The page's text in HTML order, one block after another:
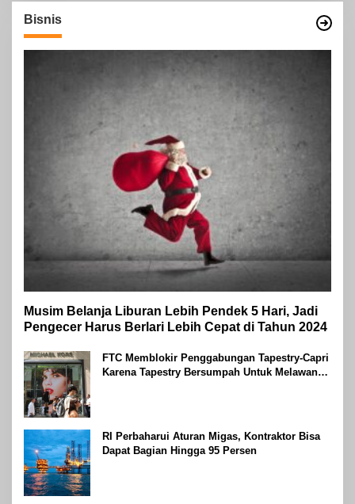
Bisnis
Musim Belanja Liburan Lebih Pendek 5 Hari, Jadi
Pengecer Harus Berlari Lebih Cepat di Tahun 2024
FTC Memblokir Penggabungan Tapestry-Capri
Karena Tapestry Bersumpah Untuk Melawan
RI Perbaharui Aturan Migas, Kontraktor Bisa
Dapat Bagian Hingga 95 Persen